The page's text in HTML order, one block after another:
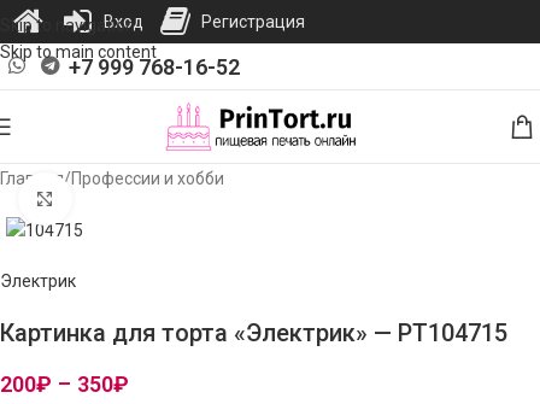
Skip to navigation
Skip to main content
+7 999 768-16-52
Главная/Профессии и хобби
Электрик
Картинка для торта «Электрик» — PT104715
200₽ – 350₽
Вход Регистрация